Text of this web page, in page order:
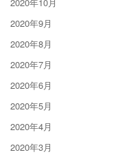
2020年9月
2020年8月
2020年7月
2020年6月
2020年5月
2020年4月
2020年3月